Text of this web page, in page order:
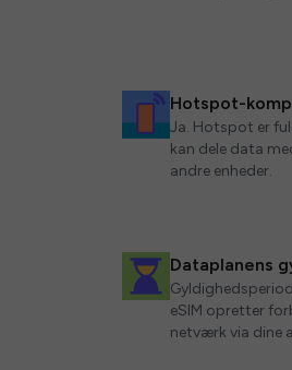
Hotspot-
Ja. Hotspot er
kan dele data
andre enheder.
Dataplanens
eSIM opretter
netværk via dine